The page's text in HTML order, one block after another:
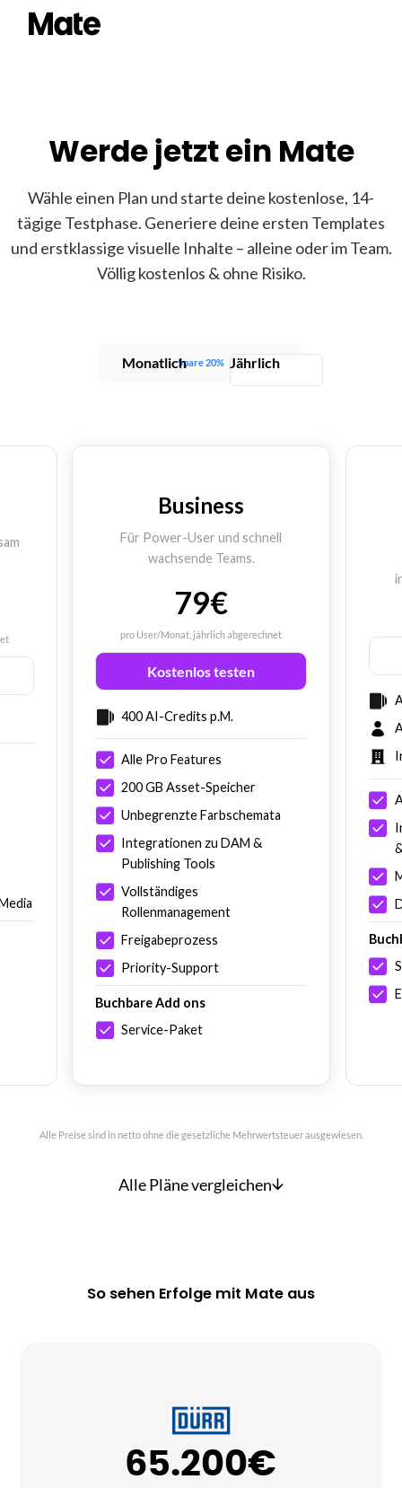
Werde jetzt ein Mate
Wähle einen Plan und starte deine kostenlose, 14-
tägige Testphase. Generiere deine ersten Templates
und erstklassige visuelle Inhalte – alleine oder im Team.
Völlig kostenlos & ohne Risiko.
Monatlich Jährlich
Spare 20%
Business
Für Power-User und schnell
wachsende Teams.
79€
pro User/Monat, jährlich abgerechnet
Kostenlos testen
400 AI-Credits p.M.
Alle Pro Features
200 GB Asset-Speicher
Unbegrenzte Farbschemata
Integrationen zu DAM &
Publishing Tools
Vollständiges
Rollenmanagement
Freigabeprozess
Priority-Support
Buchbare Add ons
Service-Paket
Alle Preise sind in netto ohne die gesetzliche Mehrwertsteuer ausgewiesen.
Alle Pläne vergleichen
So sehen Erfolge mit Mate aus
65.200€